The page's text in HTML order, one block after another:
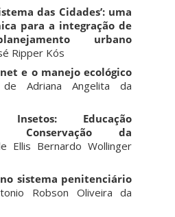
das Cidades’: uma
para a integração de
urbano
Ripper Kós
e o manejo ecológico
Adriana Angelita da
Insetos: Educação
Conservação da
Ellis Bernardo Wollinger
sistema penitenciário
Robson Oliveira da